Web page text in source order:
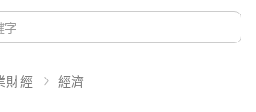
財經 經濟